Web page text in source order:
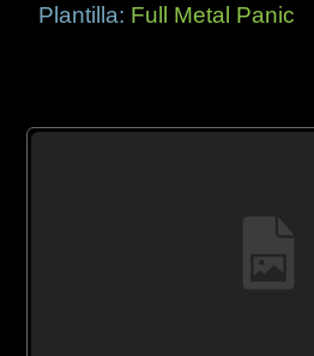
Plantilla: Full Metal Panic